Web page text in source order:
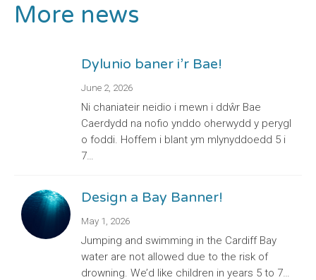
More news
Dylunio baner i’r Bae!
June 2, 2026
Ni chaniateir neidio i mewn i ddŵr Bae
Caerdydd na nofio ynddo oherwydd y perygl
o foddi. Hoffem i blant ym mlynyddoedd 5 i
7…
Design a Bay Banner!
May 1, 2026
Jumping and swimming in the Cardiff Bay
water are not allowed due to the risk of
drowning. We’d like children in years 5 to 7…